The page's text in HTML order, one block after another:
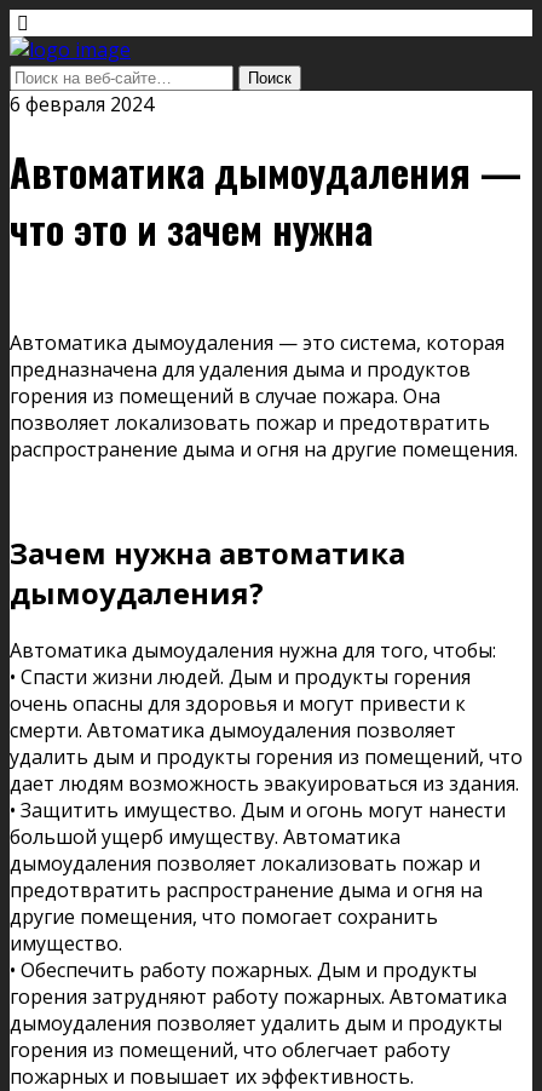
6 февраля 2024
Автоматика дымоудаления —
что это и зачем нужна
Автоматика дымоудаления — это система, которая
предназначена для удаления дыма и продуктов
горения из помещений в случае пожара. Она
позволяет локализовать пожар и предотвратить
распространение дыма и огня на другие помещения.
Зачем нужна автоматика
дымоудаления?
Автоматика дымоудаления нужна для того, чтобы:
• Спасти жизни людей. Дым и продукты горения
очень опасны для здоровья и могут привести к
смерти. Автоматика дымоудаления позволяет
удалить дым и продукты горения из помещений, что
дает людям возможность эвакуироваться из здания.
• Защитить имущество. Дым и огонь могут нанести
большой ущерб имуществу. Автоматика
дымоудаления позволяет локализовать пожар и
предотвратить распространение дыма и огня на
другие помещения, что помогает сохранить
имущество.
• Обеспечить работу пожарных. Дым и продукты
горения затрудняют работу пожарных. Автоматика
дымоудаления позволяет удалить дым и продукты
горения из помещений, что облегчает работу
пожарных и повышает их эффективность.